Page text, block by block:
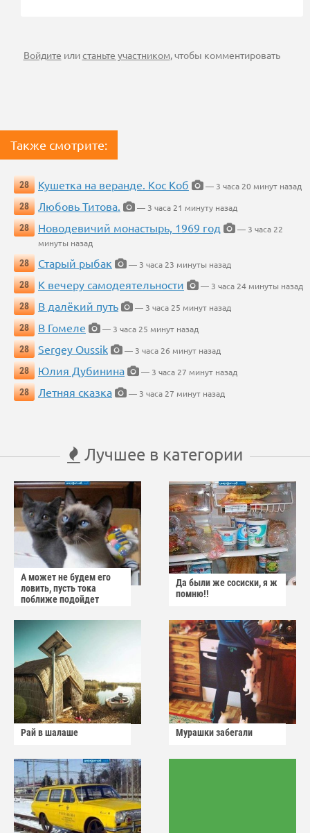
Войдите илистаньте участником, чтобы комментировать
Также смотрите:
28 Кушетка на веранде. Кос Коб
— 3 часа 20 минут назад
28
Любовь Титова.
— 3 часа 21 минуту назад
28
Новодевичий монастырь, 1969 год
— 3 часа 22
минуты назад
28
Старый рыбак
— 3 часа 23 минуты назад
28
К вечеру самодеятельности
— 3 часа 24 минуты назад
28
В далёкий путь
— 3 часа 25 минут назад
28
В Гомеле
— 3 часа 25 минут назад
28
Sergey Oussik
— 3 часа 26 минут назад
28
Юлия Дубинина
— 3 часа 27 минут назад
28
Летняя сказка — 3 часа 27 минут назад
Лучшее в категории
А может не будем его
ловить, пусть тока
поближе подойдет
Да были же сосиски, я ж
помню!!
Рай в шалаше Мурашки забегали